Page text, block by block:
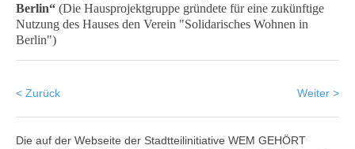
Berlin“ (Die Hausprojektgruppe gründete für eine zukünftige
Nutzung des Hauses den Verein "Solidarisches Wohnen in
Berlin")
< Zurück Weiter >
Die auf der Webseite der Stadtteilinitiative WEM GEHÖRT